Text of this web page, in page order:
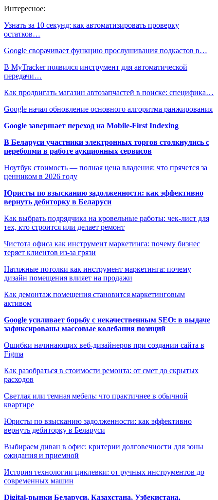
Интересное:
Узнать за 10 секунд: как автоматизировать проверку
остатков…
Google сворачивает функцию прослушивания подкастов в…
В MyTracker появился инструмент для автоматической
передачи…
Как продвигать магазин автозапчастей в поиске: специфика…
Google начал обновление основного алгоритма ранжирования
Google завершает переход на Mobile-First Indexing
В Беларуси участники электронных торгов столкнулись с
перебоями в работе аукционных сервисов
Ноутбук стоимость — полная цена владения: что прячется за
ценником в 2026 году
Юристы по взысканию задолженности: как эффективно
вернуть дебиторку в Беларуси
Как выбрать подрядчика на кровельные работы: чек-лист для
тех, кто строится или делает ремонт
Чистота офиса как инструмент маркетинга: почему бизнес
теряет клиентов из-за грязи
Натяжные потолки как инструмент маркетинга: почему
дизайн помещения влияет на продажи
Как демонтаж помещения становится маркетинговым
активом
Google усиливает борьбу с некачественным SEO: в выдаче
зафиксированы массовые колебания позиций
Ошибки начинающих веб-дизайнеров при создании сайта в
Figma
Как разобраться в стоимости ремонта: от смет до скрытых
расходов
Светлая или темная мебель: что практичнее в обычной
квартире
Юристы по взысканию задолженности: как эффективно
вернуть дебиторку в Беларуси
Выбираем диван в офис: критерии долговечности для зоны
ожидания и приемной
История технологии циклевки: от ручных инструментов до
современных машин
Digital-рынки Беларуси, Казахстана, Узбекистана.